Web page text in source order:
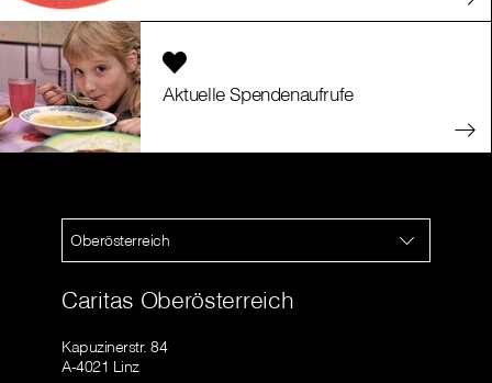
Aktuelle Spendenaufrufe
Oberösterreich
Caritas Oberösterreich
Kapuzinerstr. 84
A-4021 Linz